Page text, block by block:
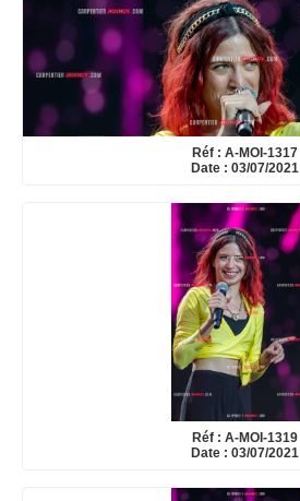
Réf : A-MOI-1317
Date : 03/07/2021
Réf : A-MOI-1319
Date : 03/07/2021